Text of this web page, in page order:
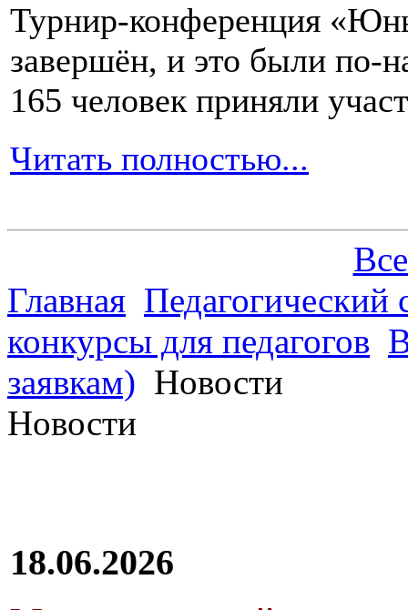
Турнир-конференция
завершён, и это были по-
165 человек приняли
Читать полностью...
Главная
конкурсы для педагогов
заявкам) Новости
Новости
18.06.2026